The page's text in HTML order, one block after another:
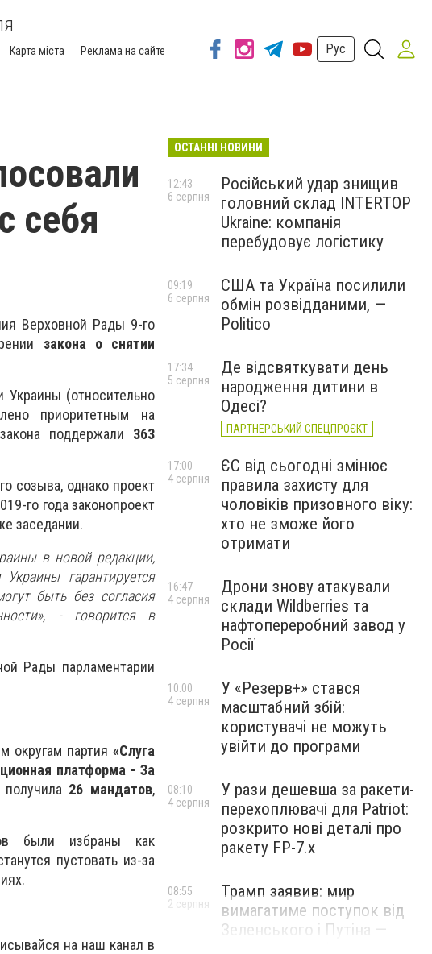
Карта міста
Реклама на сайте
Рус
себя
Верховной Рады 9-го
закона о снятии
(относительно
приоритетным на
поддержали 363
созыва, однако проект
го года законопроект
заседании.
в новой редакции,
гарантируется
быть без согласия
- говорится в
Рады парламентарии
округам партия «Слуга
платформа - За
26 мандатов,
были избраны как
пустовать из-за
на наш канал в
ОСТАННІ НОВИНИ
Російський удар знищив
головний склад INTERTOP
Ukraine: компанія
перебудовує логістику
12:43
6 серпня
США та Україна посилили
обмін розвідданими, —
Politico
09:19
6 серпня
Де відсвяткувати день
народження дитини в
Одесі?
ПАРТНЕРСЬКИЙ СПЕЦПРОЄКТ
17:34
5 серпня
ЄС від сьогодні змінює
правила захисту для
чоловіків призовного віку:
хто не зможе його
отримати
17:00
4 серпня
Дрони знову атакували
склади Wildberries та
нафтопереробний завод у
Росії
16:47
4 серпня
У «Резерв+» стався
масштабний збій:
користувачі не можуть
увійти до програми
10:00
4 серпня
У рази дешевша за ракети-
перехоплювачі для Patriot:
розкрито нові деталі про
ракету FP-7.x
08:10
4 серпня
Трамп заявив: мир
вимагатиме поступок від
Зеленського і Путіна —
08:55
2 серпня